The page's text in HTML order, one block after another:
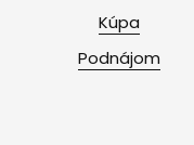
Kúpa
Podnájom